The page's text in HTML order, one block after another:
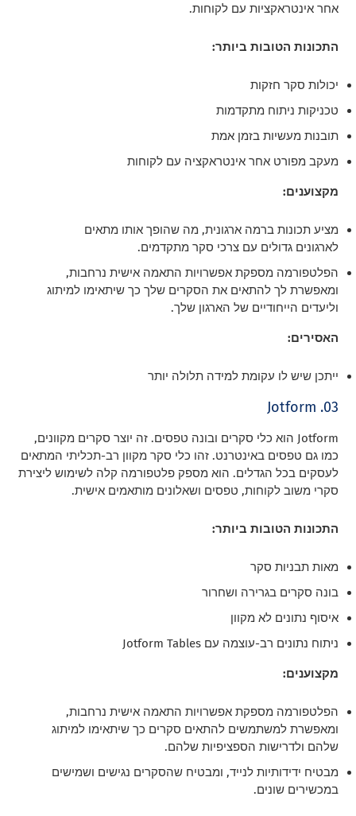
אחר אינטראקציות עם לקוחות.
התכונות הטובות ביותר:
יכולות סקר חזקות
טכניקות ניתוח מתקדמות
תובנות מעשיות בזמן אמת
מעקב מפורט אחר אינטראקציה עם לקוחות
מקצוענים:
מציע תכונות ברמה ארגונית, מה שהופך אותו מתאים
לארגונים גדולים עם צרכי סקר מתקדמים.
הפלטפורמה מספקת אפשרויות התאמה אישית נרחבות,
ומאפשרת לך להתאים את הסקרים שלך כך שיתאימו למיתוג
וליעדים הייחודיים של הארגון שלך.
האסירים:
ייתכן שיש לו עקומת למידה תלולה יותר
03. Jotform
Jotform הוא כלי סקרים ובונה טפסים. זה יוצר סקרים מקוונים,
כמו גם טפסים באינטרנט. זהו כלי סקר מקוון רב-תכליתי המתאים
לעסקים בכל הגדלים. הוא מספק פלטפורמה קלה לשימוש ליצירת
סקרי משוב לקוחות, טפסים ושאלונים מותאמים אישית.
התכונות הטובות ביותר:
מאות תבניות סקר
בונה סקרים בגרירה ושחרור
איסוף נתונים לא מקוון
ניתוח נתונים רב-עוצמה עם Jotform Tables
מקצוענים:
הפלטפורמה מספקת אפשרויות התאמה אישית נרחבות,
ומאפשרת למשתמשים להתאים סקרים כך שיתאימו למיתוג
שלהם ולדרישות הספציפיות שלהם.
מבטיח ידידותיות לנייד, ומבטיח שהסקרים נגישים ושמישים
במכשירים שונים.